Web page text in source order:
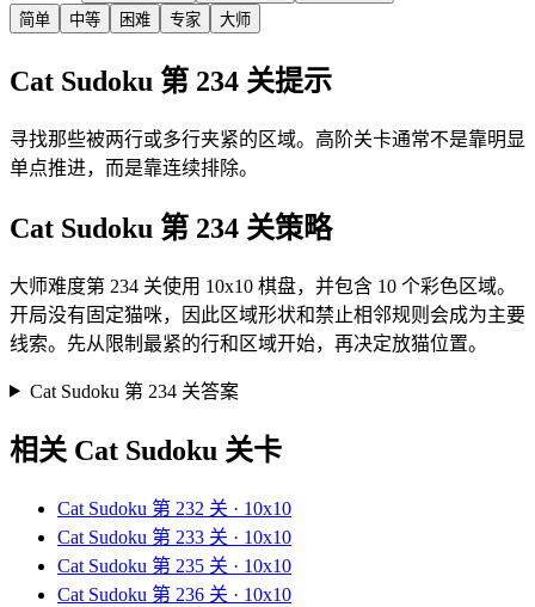
简单
中等 困难 专家 大师
Cat Sudoku 第 234 关提示
寻找那些被两行或多行夹紧的区域。高阶关卡通常不是靠明显
单点推进，而是靠连续排除。
Cat Sudoku 第 234 关策略
大师难度第 234 关使用 10x10 棋盘，并包含 10 个彩色区域。
开局没有固定猫咪，因此区域形状和禁止相邻规则会成为主要
线索。先从限制最紧的行和区域开始，再决定放猫位置。
Cat Sudoku 第 234 关答案
相关 Cat Sudoku 关卡
Cat Sudoku 第 232 关 · 10x10
Cat Sudoku 第 233 关 · 10x10
Cat Sudoku 第 235 关 · 10x10
Cat Sudoku 第 236 关 · 10x10